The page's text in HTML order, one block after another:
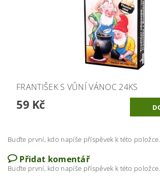
FRANTIŠEK S VŮNÍ VÁNOC 24KS
59 Kč
Buďte první, kdo napíše příspěvek k této položce.
Přidat komentář
Buďte první, kdo napíše příspěvek k této položce.